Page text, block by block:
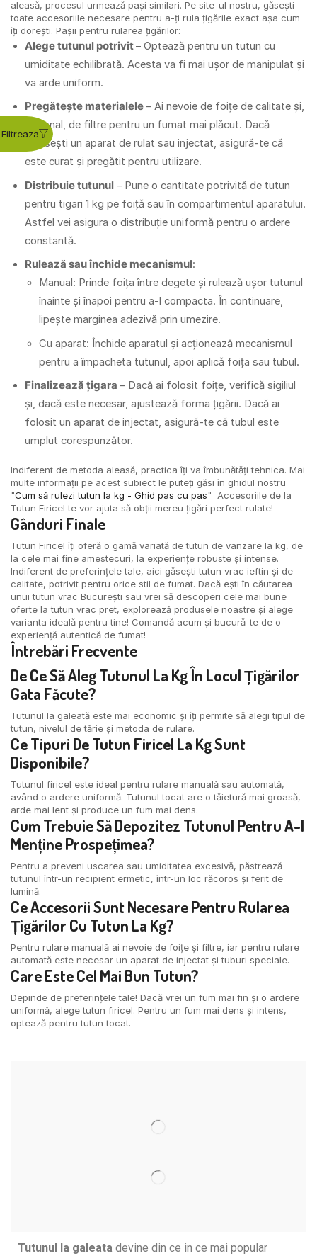
aleasă, procesul urmează pași similari. Pe site-ul nostru, găsești
toate accesoriile necesare pentru a-ți rula țigările exact așa cum
îți dorești. Pașii pentru rularea țigărilor:
Alege tutunul potrivit– Optează pentru un tutun cu
umiditate echilibrată. Acesta va fi mai ușor de manipulat și
va arde uniform.
Pregătește materialele – Ai nevoie de foițe de calitate și,
opțional, de filtre pentru un fumat mai plăcut. Dacă
folosești un aparat de rulat sau injectat, asigură-te că
este curat și pregătit pentru utilizare.
Distribuie tutunul – Pune o cantitate potrivită de tutun
pentru tigari 1 kg pe foiță sau în compartimentul aparatului.
Astfel vei asigura o distribuție uniformă pentru o ardere
constantă.
Rulează sau închide mecanismul:
Manual: Prinde foița între degete și rulează ușor tutunul
înainte și înapoi pentru a-l compacta. În continuare,
lipește marginea adezivă prin umezire.
Cu aparat: Închide aparatul și acționează mecanismul
pentru a împacheta tutunul, apoi aplică foița sau tubul.
Finalizează țigara – Dacă ai folosit foițe, verifică sigiliul
și, dacă este necesar, ajustează forma țigării. Dacă ai
folosit un aparat de injectat, asigură-te că tubul este
umplut corespunzător.
Indiferent de metoda aleasă, practica îți va îmbunătăți tehnica. Mai
multe informații pe acest subiect le puteți găsi în ghidul nostru
"Cum să rulezi tutun la kg - Ghid pas cu pas" Accesoriile de la
Tutun Firicel te vor ajuta să obții mereu țigări perfect rulate!
Gânduri Finale
Tutun Firicel îți oferă o gamă variată de tutun de vanzare la kg, de
la cele mai fine amestecuri, la experiențe robuste și intense.
Indiferent de preferințele tale, aici găsești tutun vrac ieftin și de
calitate, potrivit pentru orice stil de fumat. Dacă ești în căutarea
unui tutun vrac București sau vrei să descoperi cele mai bune
oferte la tutun vrac pret, explorează produsele noastre și alege
varianta ideală pentru tine! Comandă acum și bucură-te de o
experiență autentică de fumat!
Întrebări Frecvente
De Ce Să AlegTutunul La KgÎn Locul Țigărilor
Gata Făcute?
Tutunul la galeată este mai economic și îți permite să alegi tipul de
tutun, nivelul de tărie și metoda de rulare.
Ce Tipuri DeTutun Firicel La KgSunt
Disponibile?
Tutunul firicel este ideal pentru rulare manuală sau automată,
având o ardere uniformă. Tutunul tocat are o tăietură mai groasă,
arde mai lent și produce un fum mai dens.
Cum Trebuie Să Depozitez Tutunul Pentru A-I
Menține Prospețimea?
Pentru a preveni uscarea sau umiditatea excesivă, păstrează
tutunul într-un recipient ermetic, într-un loc răcoros și ferit de
lumină.
Ce Accesorii Sunt Necesare Pentru Rularea
Țigărilor Cu Tutun La Kg?
Pentru rulare manuală ai nevoie de foițe și filtre, iar pentru rulare
automată este necesar un aparat de injectat și tuburi speciale.
Care Este Cel Mai Bun Tutun?
Depinde de preferințele tale! Dacă vrei un fum mai fin și o ardere
uniformă, alege tutun firicel. Pentru un fum mai dens și intens,
optează pentru tutun tocat.
Tutunul la galeata devine din ce in ce mai popular